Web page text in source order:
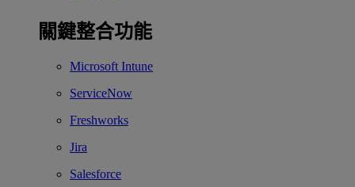
關鍵整合功能
Microsoft Intune
ServiceNow
Freshworks
Jira
Salesforce